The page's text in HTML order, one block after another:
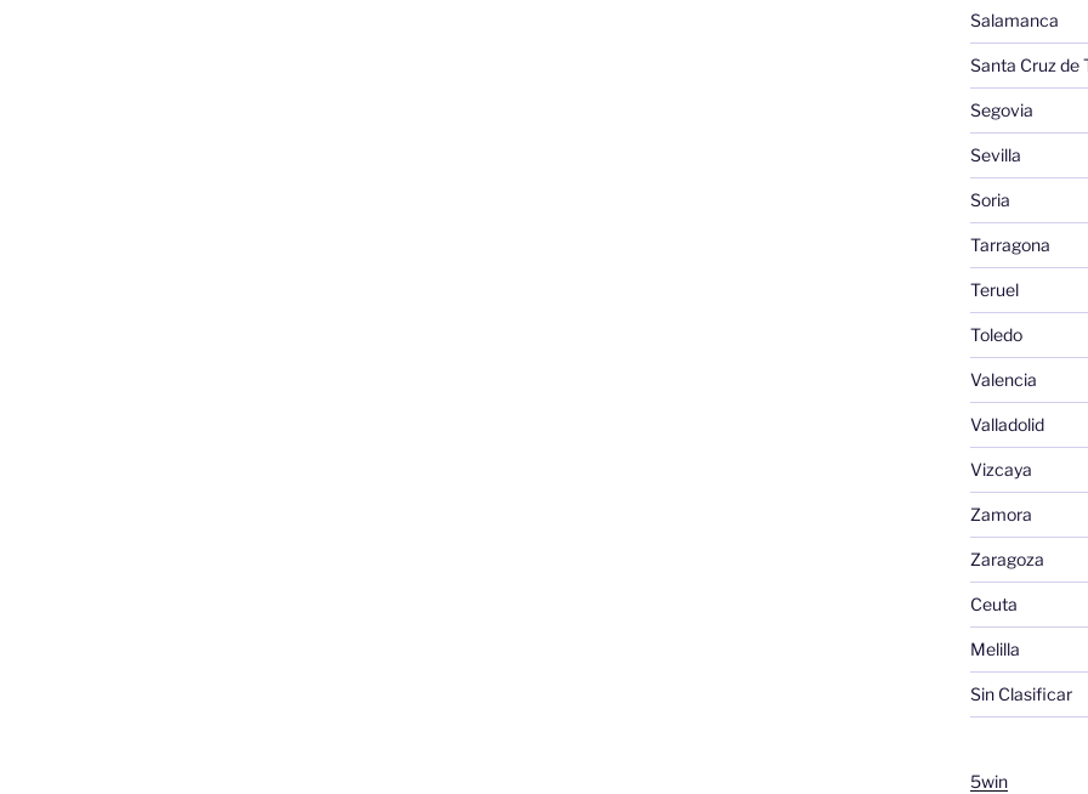
Salamanca
Santa Cruz de
Segovia
Sevilla
Soria
Tarragona
Teruel
Toledo
Valencia
Valladolid
Vizcaya
Zamora
Zaragoza
Ceuta
Melilla
Sin Clasificar
5win